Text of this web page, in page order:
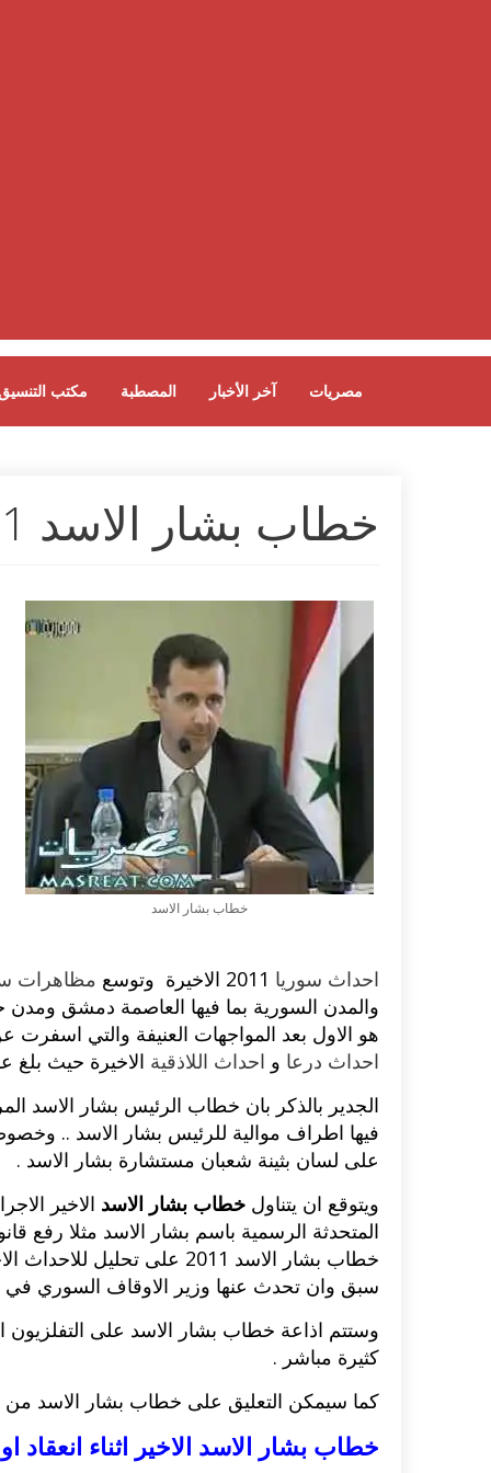
مكتب المصطبة آخر الأخبار مصريات
خطاب بشار الاسد 2011 الاخير اليوم
خطاب بشار الاسد
احداث سوريا
مظاهرات
والمدن السورية بما فيها العاصمة دمشق
هو الاول بعد المواجهات العنيفة والتي
احداث درعا و احداث اللاذقية الاخيرة حيث بلغ
الجدير بالذكر بان خطاب الرئيس بشار الاسد
فيها اطراف موالية للرئيس بشار الاسد ..
على لسان بثينة شعبان مستشارة بشار الاسد .
ويتوقع ان يتناول خطاب بشار الاسد الاخير
المتحدثة الرسمية باسم بشار الاسد مثلا رفع
خطاب بشار الاسد 2011 على
سبق وان تحدث عنها وزير الاوقاف السوري في
وستتم اذاعة خطاب بشار الاسد على
كثيرة مباشر .
كما سيمكن التعليق على خطاب بشار الاسد من
خطاب بشار الاسد الاخير اثناء